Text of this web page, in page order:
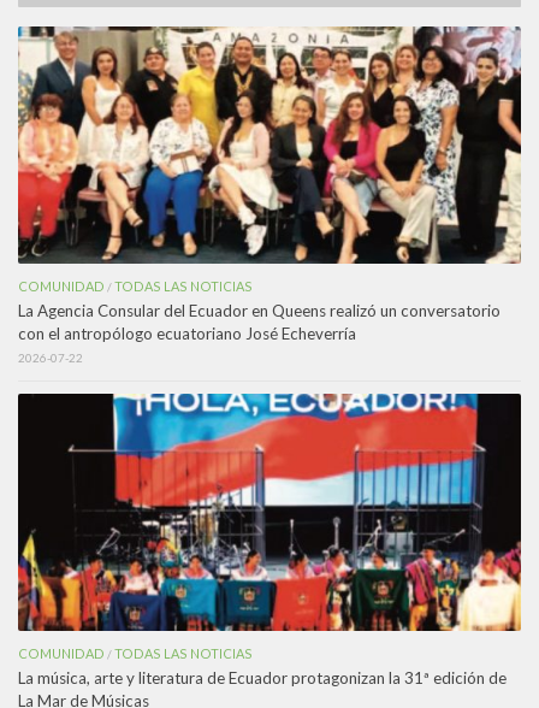
COMUNIDAD /TODAS LAS NOTICIAS
La Agencia Consular del Ecuador en Queens realizó un conversatorio
con el antropólogo ecuatoriano José Echeverría
2026-07-22
COMUNIDAD /TODAS LAS NOTICIAS
La música, arte y literatura de Ecuador protagonizan la 31ª edición de
La Mar de Músicas